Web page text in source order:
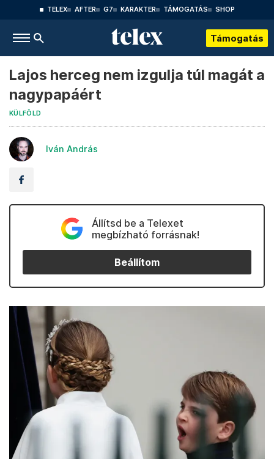
TELEX AFTER G7 KARAKTER TÁMOGATÁS SHOP
Támogatás
Lajos herceg nem izgulja túl magát a
nagypapáért
KÜLFÖLD
Iván András
Állítsd be a Telexet
megbízható forrásnak!
Beállítom